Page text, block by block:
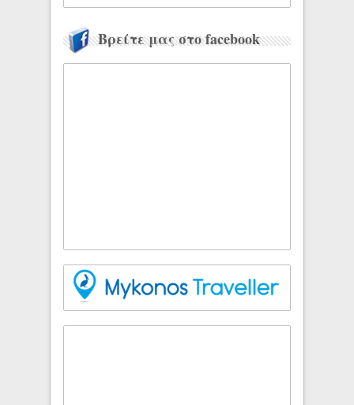
Βρείτε μας στο facebook